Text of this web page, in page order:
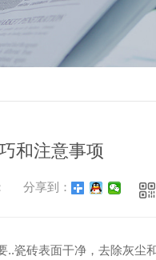
和注意事项
分享到：
瓷砖表面干净，去除灰尘